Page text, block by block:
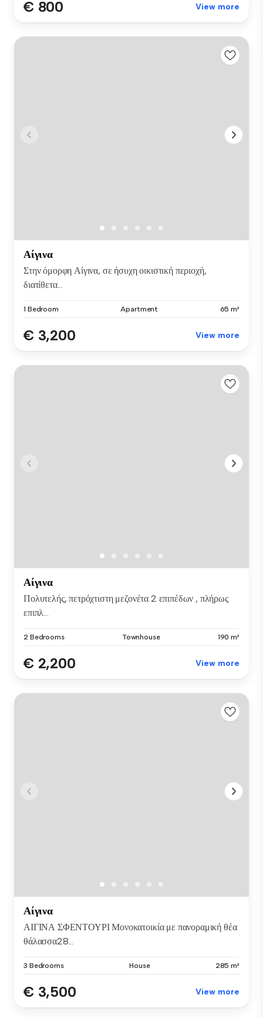
€ 800 View more
Αίγινα
Στην όμορφη Αίγινα, σε ήσυχη οικιστική περιοχή,
διατίθετα...
1 Bedroom Apartment 65 m²
€ 3,200 View more
Αίγινα
Πολυτελής, πετρόχτιστη μεζονέτα 2 επιπέδων , πλήρως
επιπλ...
2 Bedrooms Townhouse 190 m²
€ 2,200 View more
Αίγινα
ΑΙΓΙΝΑ ΣΦΕΝΤΟΥΡΙ Μονοκατοικία με πανοραμική θέα
θάλασσα28...
3 Bedrooms House 285 m²
€ 3,500 View more